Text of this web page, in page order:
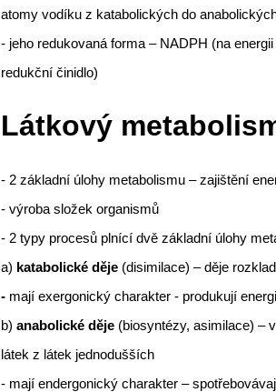
atomy vodíku z katabolických do
- jeho redukovaná forma – NADPH (na energii
redukční činidlo)
Látkový
- 2 základní úlohy metabolismu – zajištění
- výroba složek organismů
- 2 typy procesů plnící dvě základní úlohy
a) katabolické děje (disimilace) – děje
- mají exergonický charakter - produkují
b) anabolické děje (biosyntézy, asimilace) –
látek z látek jednodušších
- mají endergonický charakter –